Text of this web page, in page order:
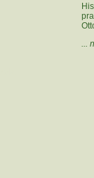
...